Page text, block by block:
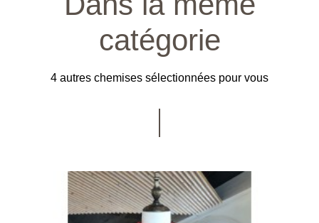
catégorie
4 autres chemises sélectionnées pour vous